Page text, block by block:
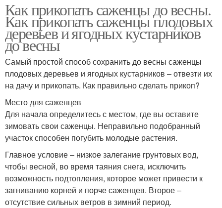
Как прикопать саженцы до весны.
Как прикопать саженцы плодовых
деревьев и ягодных кустарников
до весны
Самый простой способ сохранить до весны саженцы
плодовых деревьев и ягодных кустарников – отвезти их
на дачу и прикопать. Как правильно сделать прикоп?
Место для саженцев
Для начала определитесь с местом, где вы оставите
зимовать свои саженцы. Неправильно подобранный
участок способен погубить молодые растения.
Главное условие – низкое залегание грунтовых вод,
чтобы весной, во время таяния снега, исключить
возможность подтопления, которое может привести к
загниванию корней и порче саженцев. Второе –
отсутствие сильных ветров в зимний период.